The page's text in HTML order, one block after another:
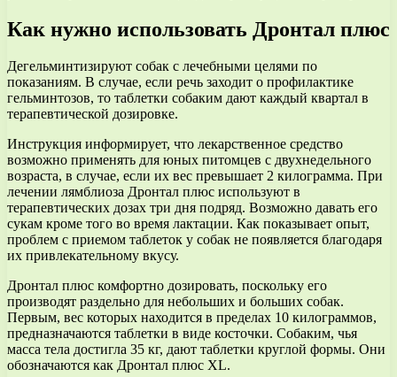
Как нужно использовать Дронтал плюс
Дегельминтизируют собак с лечебными целями по
показаниям. В случае, если речь заходит о профилактике
гельминтозов, то таблетки собаким дают каждый квартал в
терапевтической дозировке.
Инструкция информирует, что лекарственное средство
возможно применять для юных питомцев с двухнедельного
возраста, в случае, если их вес превышает 2 килограмма. При
лечении лямблиоза Дронтал плюс используют в
терапевтических дозах три дня подряд. Возможно давать его
сукам кроме того во время лактации. Как показывает опыт,
проблем с приемом таблеток у собак не появляется благодаря
их привлекательному вкусу.
Дронтал плюс комфортно дозировать, поскольку его
производят раздельно для небольших и больших собак.
Первым, вес которых находится в пределах 10 килограммов,
предназначаются таблетки в виде косточки. Собаким, чья
масса тела достигла 35 кг, дают таблетки круглой формы. Они
обозначаются как Дронтал плюс XL.